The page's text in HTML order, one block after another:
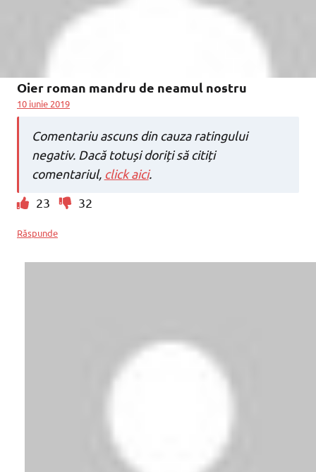
Oier roman mandru de neamul nostru
10 iunie 2019
Comentariu ascuns din cauza ratingului
negativ. Dacă totuși doriți să citiți
comentariul, click aici.
23
32
Răspunde